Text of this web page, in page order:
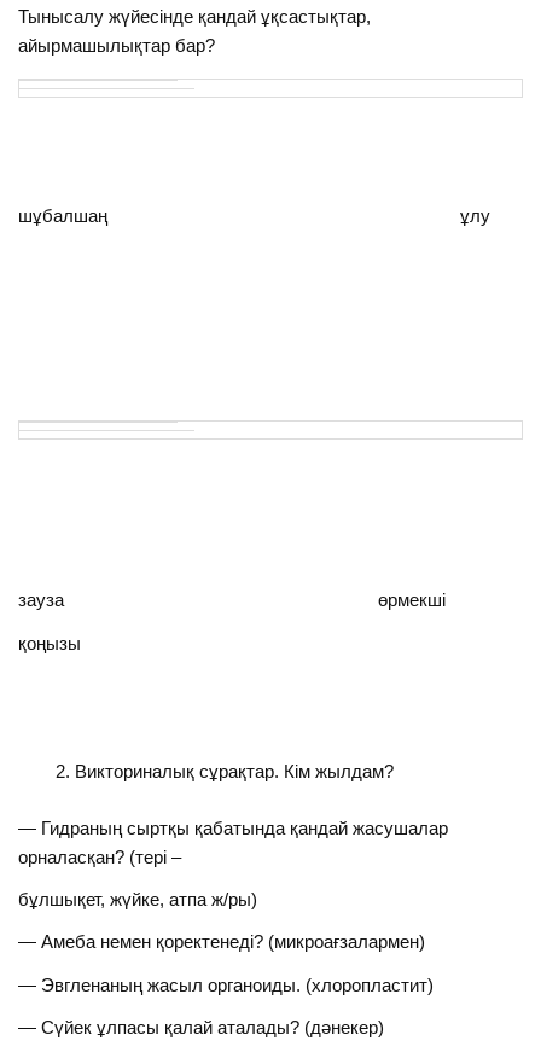
Тынысалу жүйесінде қандай ұқсастықтар,
айырмашылықтар бар?
шұбалшаң ұлу
зауза өрмекші
қоңызы
Викториналық сұрақтар. Кім жылдам?
— Гидраның сыртқы қабатында қандай жасушалар
орналасқан? (тері –
бұлшықет, жүйке, атпа ж/ры)
— Амеба немен қоректенеді? (микроағзалармен)
— Эвгленаның жасыл органоиды. (хлоропластит)
— Сүйек ұлпасы қалай аталады? (дәнекер)